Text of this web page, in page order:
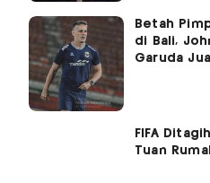
Betah
di Bali,
Garuda
FIFA
Tuan